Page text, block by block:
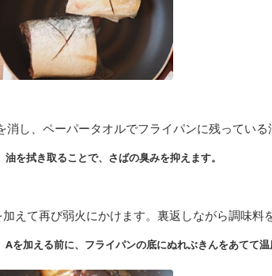
消し、ペーパータオルでフライパンに残っている
油を拭き取ることで、さばの臭みを抑えます。
えて再び弱火にかけます。裏返しながら調味料
Aを加える前に、フライパンの底にぬれぶきんをあてて温